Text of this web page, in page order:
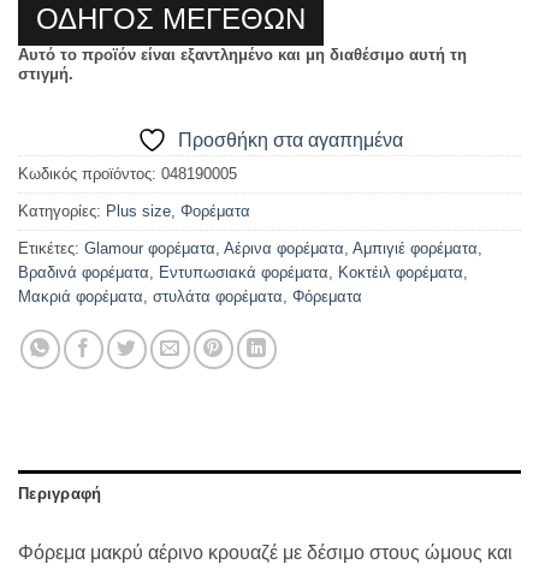
ΟΔΗΓΟΣ ΜΕΓΕΘΩΝ
Αυτό το προϊόν είναι εξαντλημένο και μη διαθέσιμο αυτή τη
στιγμή.
Προσθήκη στα αγαπημένα
Κωδικός προϊόντος: 048190005
Κατηγορίες: Plus size Φορέματα
Ετικέτες: Glamour φορέματα Αέρινα φορέματα Αμπιγιέ φορέματα
Βραδινά φορέματα
Εντυπωσιακά φορέματα Κοκτέιλ φορέματα
Μακριά φορέματα στυλάτα φορέματα Φόρεματα
Περιγραφή
Φόρεμα μακρύ αέρινο κρουαζέ με δέσιμο στους ώμους και